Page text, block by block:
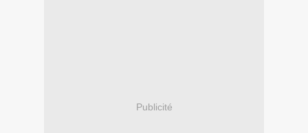
Publicité